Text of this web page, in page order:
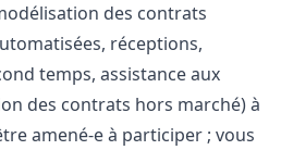
des contrats
réceptions,
temps, assistance aux
des contrats hors marché) à
amené-e à participer ; vous